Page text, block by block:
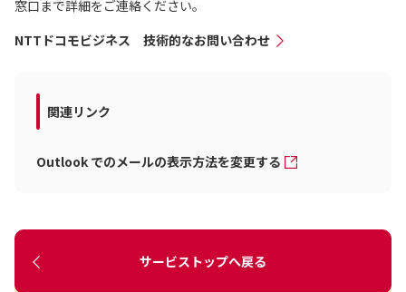
窓口まで詳細をご連絡ください。
NTTドコモビジネス 技術的なお問い合わせ
関連リンク
Outlook でのメールの表示方法を変更する
サービストップへ戻る